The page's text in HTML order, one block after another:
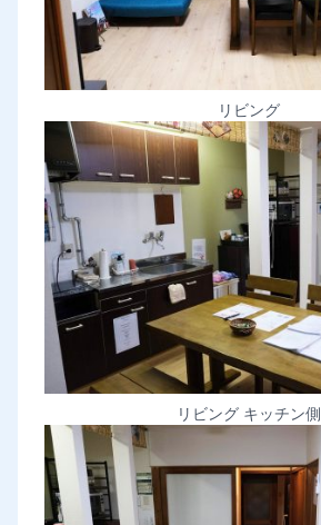
リビング
リビング キッチン側